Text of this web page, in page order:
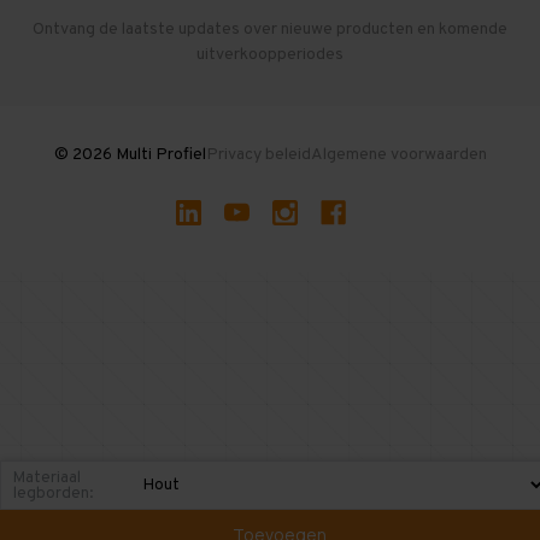
Gebruikte entresolvloeren
Ontvang de laatste updates over nieuwe producten en komende
uitverkoopperiodes
© 2026 Multi ProfielPrivacy beleidAlgemene voorwaarden
Materiaal
legborden:
Toevoegen